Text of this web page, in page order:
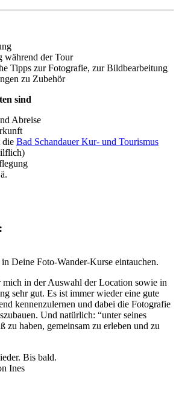
während der Tour
Tipps zur Fotografie, zur Bildbearbeitung
zu Zubehör
sind
Abreise
die Bad Schandauer Kur- und Tourismus
Deine Foto-Wander-Kurse eintauchen.
in der Auswahl der Location sowie in
sehr gut. Es ist immer wieder eine gute
kennenzulernen und dabei die Fotografie
Und natürlich: “unter seines
zu haben, gemeinsam zu erleben und zu
Bis bald.
Ines